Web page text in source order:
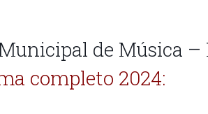
de Música
completo 2024: